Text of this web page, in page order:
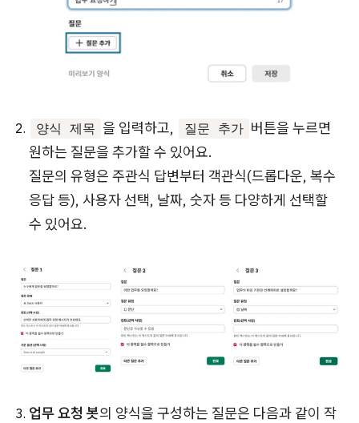
양식 제목 을 입력하고, 질문 추가 버튼을 누르면
원하는 질문을 추가할 수 있어요.
질문의 유형은 주관식 답변부터 객관식(드롭다운, 복수
응답 등), 사용자 선택, 날짜, 숫자 등 다양하게 선택할
수 있어요.
업무 요청 봇의 양식을 구성하는 질문은 다음과 같이 작